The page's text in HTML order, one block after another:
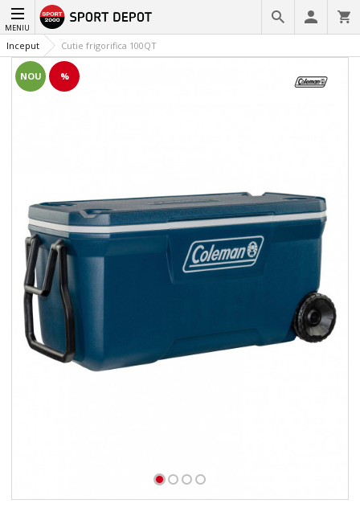
MENIU
Inceput Cutie frigorifica 100QT
NOU %